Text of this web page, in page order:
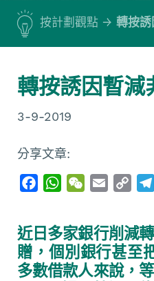
按計劃觀點 轉按
轉按誘因暫減
3-9-2019
分享文章:
e
b
o
W
t
s
A
W
h
a
t
i
l
y
L
i
近日多家銀行削減
贈，個別銀行甚至
多數借款人來說，